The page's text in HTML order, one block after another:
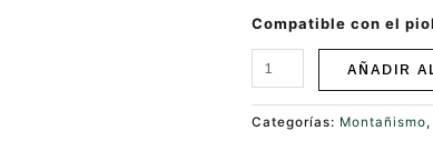
Compatible con el
AÑADIR
Categorías: Montañismo,